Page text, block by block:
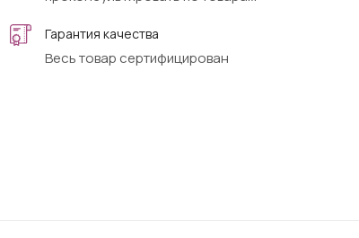
Гарантия качества
Весь товар сертифицирован